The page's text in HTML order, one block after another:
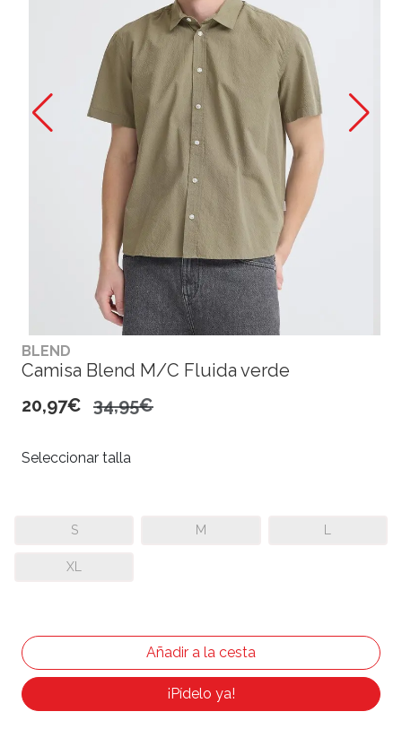
BLEND
Camisa Blend M/C Fluida verde
20,97€ 34,95€
Seleccionar talla
S M L
XL
¡Pídelo ya!